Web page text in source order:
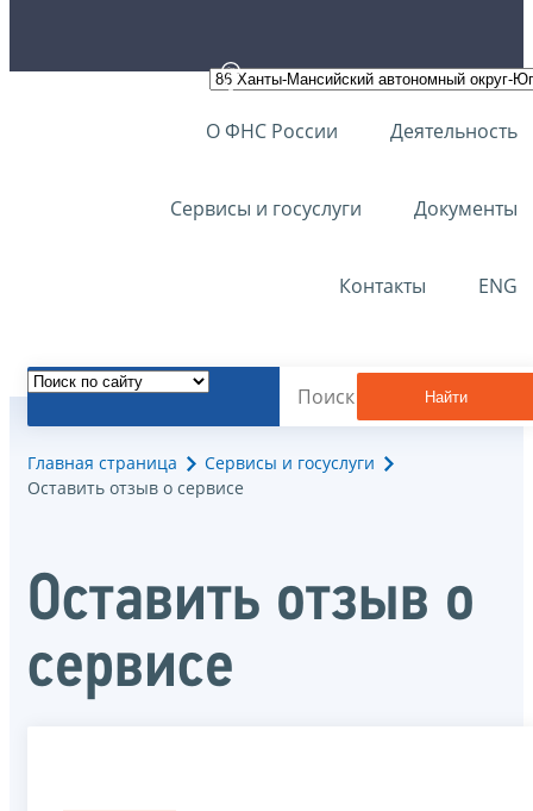
О ФНС России Деятельность
Сервисы и госуслуги Документы
Контакты ENG
Найти
Главная страница
Сервисы и госуслуги
Оставить отзыв о сервисе
Оставить отзыв о
сервисе